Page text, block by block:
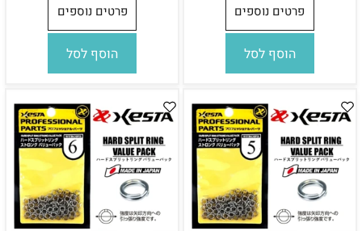
פרטים נוספים
הוסף לסל
פרטים נוספים
הוסף לסל